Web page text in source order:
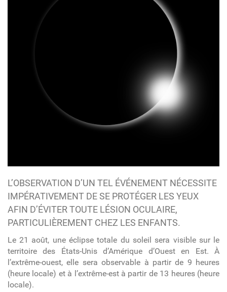
L’OBSERVATION D’UN TEL ÉVÉNEMENT NÉCESSITE
IMPÉRATIVEMENT DE SE PROTÉGER LES YEUX
AFIN D’ÉVITER TOUTE LÉSION OCULAIRE,
PARTICULIÈREMENT CHEZ LES ENFANTS.
Le 21 août, une éclipse totale du soleil sera visible sur le
territoire des États-Unis d’Amérique d’Ouest en Est. À
l’extrême-ouest, elle sera observable à partir de 9 heures
(heure locale) et à l’extrême-est à partir de 13 heures (heure
locale).